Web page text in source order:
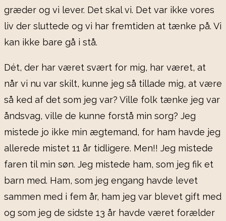
græder og vi lever. Det skal vi. Det var ikke vores
liv der sluttede og vi har fremtiden at tænke på. Vi
kan ikke bare gå i stå.
Dét, der har været svært for mig, har været, at
når vi nu var skilt, kunne jeg så tillade mig, at være
så ked af det som jeg var? Ville folk tænke jeg var
åndsvag, ville de kunne forstå min sorg? Jeg
mistede jo ikke min ægtemand, for ham havde jeg
allerede mistet 11 år tidligere. Men!! Jeg mistede
faren til min søn. Jeg mistede ham, som jeg fik et
barn med. Ham, som jeg engang havde levet
sammen med i fem år, ham jeg var blevet gift med
og som jeg de sidste 13 år havde været forælder